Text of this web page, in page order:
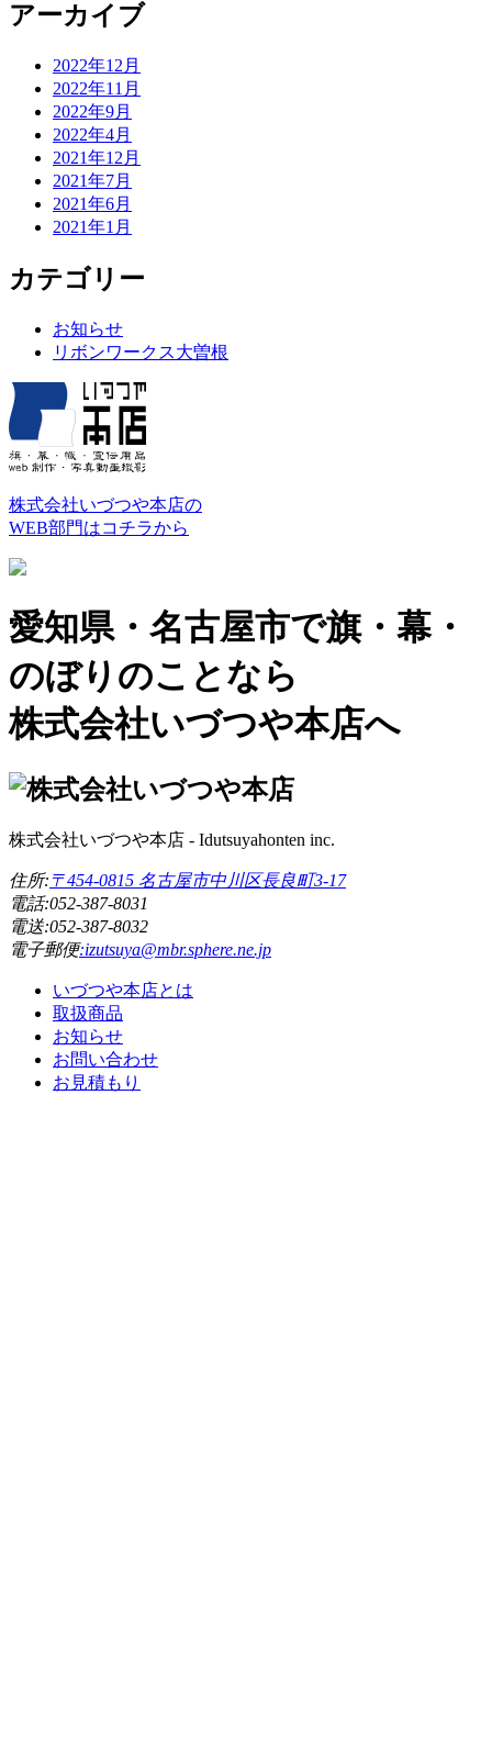
アーカイブ
2022年12月
2022年11月
2022年9月
2022年4月
2021年12月
2021年7月
2021年6月
2021年1月
カテゴリー
お知らせ
リボンワークス大曽根
株式会社いづつや本店の
WEB部門はコチラから
愛知県・名古屋市で旗・幕・
のぼりのことなら
株式会社いづつや本店へ
株式会社いづつや本店 - Idutsuyahonten inc.
住所: 〒454-0815 名古屋市中川区長良町3-17
電話:052-387-8031
電送:052-387-8032
電子郵便:izutsuya@mbr.sphere.ne.jp
いづつや本店とは
取扱商品
お知らせ
お問い合わせ
お見積もり